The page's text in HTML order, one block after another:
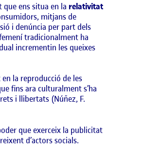
que ens situa en la relativitat
mitjans de
i denúncia per part dels
tradicionalment ha
incrementin les queixes
la reproducció de les
fins ara culturalment s’ha
i llibertats (Núñez, F.
que exerceix la publicitat
d’actors socials.